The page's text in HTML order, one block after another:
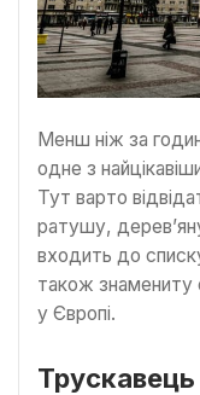
Менш ніж за
одне з
Тут варто
ратушу,
входить до
також
у Європі.
Трускавець